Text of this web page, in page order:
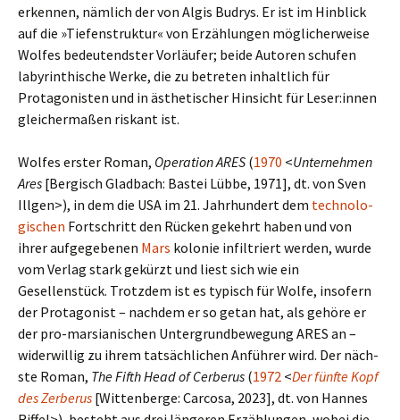
erken­nen, näm­lich der von Algis Budrys. Er ist im Hinblick
auf die »Tiefenstruktur« von Erzählungen mög­li­cher­weise
Wolfes bedeu­tend­ster Vorläufer; beide Autoren schu­fen
laby­rin­thi­sche Werke, die zu betre­ten inhalt­lich für
Protagonisten und in ästhe­ti­scher Hinsicht für Leser:innen
glei­cher­ma­ßen ris­kant ist.
Wolfes erster Roman, Operation ARES (1970 <Unternehmen
Ares [Bergisch Gladbach: Bastei Lübbe, 1971], dt. von Sven
Illgen>), in dem die USA im 21. Jahrhundert dem tech­no­lo­
gi­schen Fortschritt den Rücken gekehrt haben und von
ihrer auf­ge­ge­be­nen Mars kolo­nie infil­triert werden, wurde
vom Verlag stark gekürzt und liest sich wie ein
Gesellenstück. Trotzdem ist es typisch für Wolfe, inso­fern
der Protagonist – nach­dem er so getan hat, als gehöre er
der pro-marsianischen Untergrundbewegung ARES an –
wider­wil­lig zu ihrem tat­säch­li­chen Anführer wird. Der näch­
ste Roman, The Fifth Head of Cerberus (1972 <Der fünfte Kopf
des Zerberus [Wittenberge: Carcosa, 2023], dt. von Hannes